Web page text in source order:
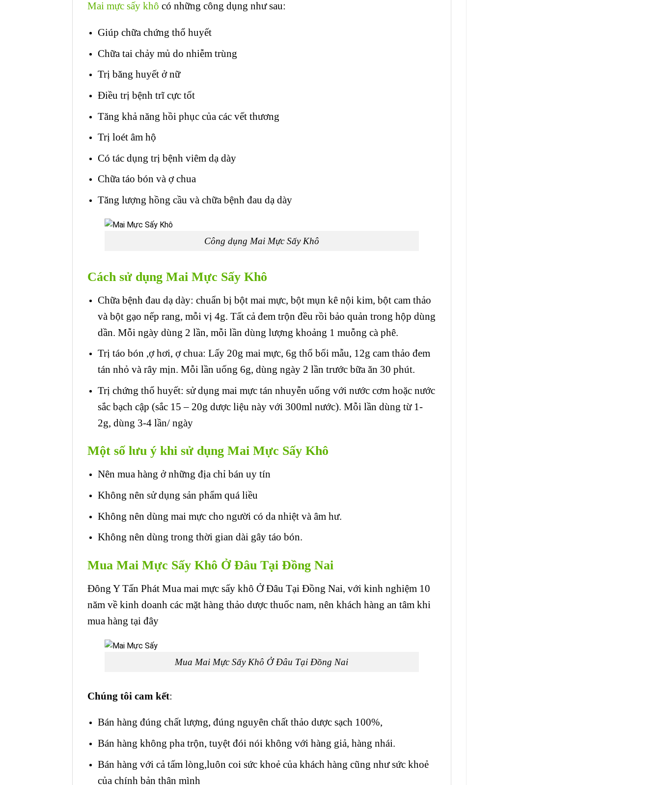
Mai mực sấy khô có những công dụng như sau:
Giúp chữa chứng thổ huyết
Chữa tai chảy mủ do nhiễm trùng
Trị băng huyết ở nữ
Điều trị bệnh trĩ cực tốt
Tăng khả năng hồi phục của các vết thương
Trị loét âm hộ
Có tác dụng trị bệnh viêm dạ dày
Chữa táo bón và ợ chua
Tăng lượng hồng cầu và chữa bệnh đau dạ dày
Công dụng Mai Mực Sấy Khô
Cách sử dụng Mai Mực Sấy Khô
Chữa bệnh đau dạ dày: chuẩn bị bột mai mực, bột mụn kê nội kim, bột cam thảo
và bột gạo nếp rang, mỗi vị 4g. Tất cả đem trộn đều rồi bảo quản trong hộp dùng
dần. Mỗi ngày dùng 2 lần, mỗi lần dùng lượng khoảng 1 muỗng cà phê.
Trị táo bón ,ợ hơi, ợ chua: Lấy 20g mai mực, 6g thổ bối mẫu, 12g cam thảo đem
tán nhỏ và rây mịn. Mỗi lần uống 6g, dùng ngày 2 lần trước bữa ăn 30 phút.
Trị chứng thổ huyết: sử dụng mai mực tán nhuyễn uống với nước cơm hoặc nước
sắc bạch cập (sắc 15 – 20g dược liệu này với 300ml nước). Mỗi lần dùng từ 1-
2g, dùng 3-4 lần/ ngày
Một số lưu ý khi sử dụng Mai Mực Sấy Khô
Nên mua hàng ở những địa chỉ bán uy tín
Không nên sử dụng sản phẩm quá liều
Không nên dùng mai mực cho người có da nhiệt và âm hư.
Không nên dùng trong thời gian dài gây táo bón.
Mua Mai Mực Sấy Khô Ở Đâu Tại Đồng Nai
Đông Y Tấn Phát Mua mai mực sấy khô Ở Đâu Tại Đồng Nai, với kinh nghiệm 10
năm về kinh doanh các mặt hàng thảo dược thuốc nam, nên khách hàng an tâm khi
mua hàng tại đây
Mua Mai Mực Sấy Khô Ở Đâu Tại Đồng Nai
Chúng tôi cam kết:
Bán hàng đúng chất lượng, đúng nguyên chất thảo dược sạch 100%,
Bán hàng không pha trộn, tuyệt đói nói không với hàng giả, hàng nhái.
Bán hàng với cả tấm lòng,luôn coi sức khoẻ của khách hàng cũng như sức khoẻ
của chính bản thân mình